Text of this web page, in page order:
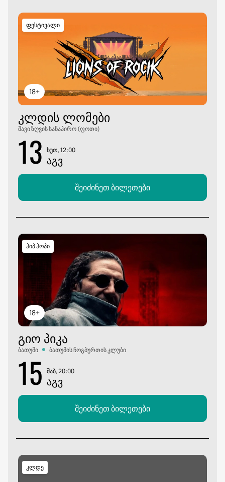
18+
ფესტივალი
ᲙᲚᲓᲘᲡ ᲚᲝᲛᲔᲑᲘ
შავი ზღვის სანაპირო (ფოთი)
13 ხუთ, 12:00
ᲐᲒᲕ
შეიძინეთ ბილეთები
18+
ჰიპ ჰოპი
ᲒᲘᲝ ᲞᲘᲙᲐ
ბათუმი ბათუმის ჩოგბურთის კლუბი
15 შაბ, 20:00
ᲐᲒᲕ
შეიძინეთ ბილეთები
კლდე